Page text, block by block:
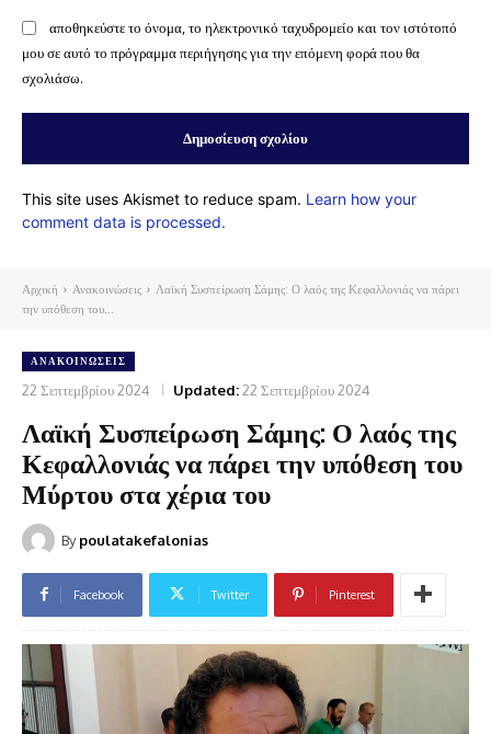
αποθηκεύστε το όνομα, το ηλεκτρονικό ταχυδρομείο και τον ιστότοπό
μου σε αυτό το πρόγραμμα περιήγησης για την επόμενη φορά που θα
σχολιάσω.
This site uses Akismet to reduce spam. Learn how your
comment data is processed.